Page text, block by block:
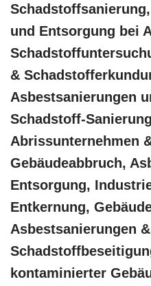
und Entsorgung bei
&
Asbestsanierungen
Schadstoff-
Abrissunternehmen
Gebäudeabbruch,
Entsorgung,
Entkernung,
Asbestsanierungen
kontaminierter